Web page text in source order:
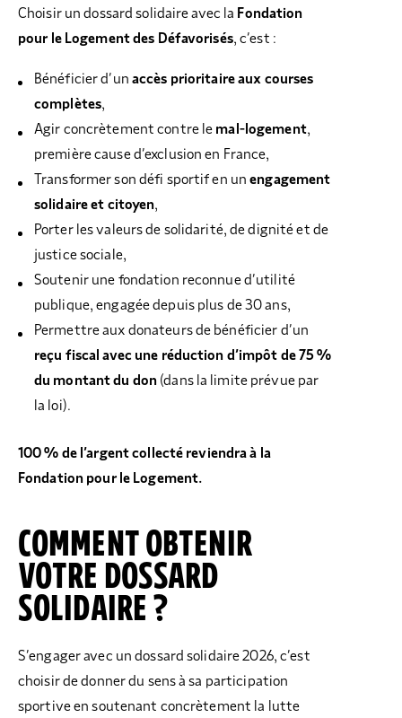
Choisir un dossard solidaire avec la Fondation
pour le Logement des Défavorisés, c’est :
Bénéficier d’un accès prioritaire aux courses
complètes,
Agir concrètement contre le mal-logement,
première cause d’exclusion en France,
Transformer son défi sportif en unengagement
solidaire et citoyen,
Porter les valeurs de solidarité, de dignité et de
justice sociale,
Soutenir une fondation reconnue d’utilité
publique, engagée depuis plus de 30 ans,
Permettre aux donateurs de bénéficier d’un
reçu fiscal avec une réduction d’impôt de 75 %
du montant du don (dans la limite prévue par
la loi).
100 % de l’argent collecté reviendra à la
Fondation pour le Logement.
COMMENT OBTENIR
VOTRE DOSSARD
SOLIDAIRE ?
S’engager avec un dossard solidaire 2026, c’est
choisir de donner du sens à sa participation
sportive en soutenant concrètement la lutte